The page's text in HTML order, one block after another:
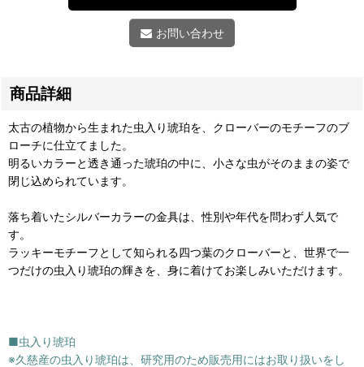
お問い合わせ
商品詳細
太古の植物から生まれた虫入り琥珀を、クローバーのモチーフのブ
ローチに仕立てました。
明るいカラーと透き通った琥珀の中に、小さな虫がそのままの姿で
閉じ込められています。
落ち着いたシルバーカラーの金具は、性別や年代を問わず人気で
す。
ラッキーモチーフとして知られる四つ葉のクローバーと、世界で一
つだけの虫入り琥珀の輝きを、身に着けてお楽しみいただけます。
■虫入り琥珀
※久慈産の虫入り琥珀は、研究用のため販売用にはお取り扱いをし